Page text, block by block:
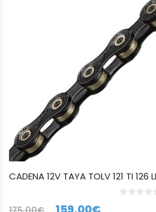
CADENA 12V TAYA TOLV 121 TI 126
El
El